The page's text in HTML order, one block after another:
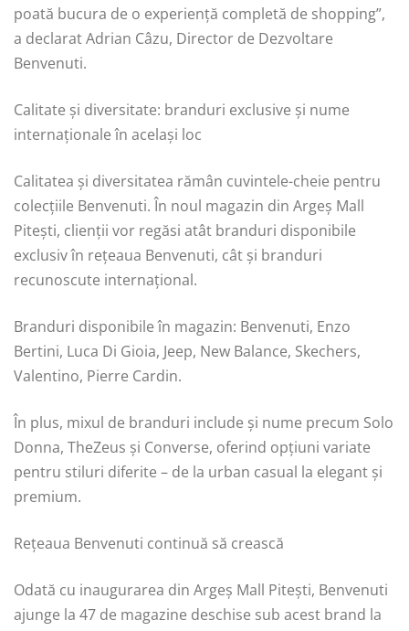
poată bucura de o experiență completă de shopping”,
a declarat Adrian Câzu, Director de Dezvoltare
Benvenuti.
Calitate și diversitate: branduri exclusive și nume
internaționale în același loc
Calitatea și diversitatea rămân cuvintele-cheie pentru
colecțiile Benvenuti. În noul magazin din Argeș Mall
Pitești, clienții vor regăsi atât branduri disponibile
exclusiv în rețeaua Benvenuti, cât și branduri
recunoscute internațional.
Branduri disponibile în magazin: Benvenuti, Enzo
Bertini, Luca Di Gioia, Jeep, New Balance, Skechers,
Valentino, Pierre Cardin.
În plus, mixul de branduri include și nume precum Solo
Donna, TheZeus și Converse, oferind opțiuni variate
pentru stiluri diferite – de la urban casual la elegant și
premium.
Rețeaua Benvenuti continuă să crească
Odată cu inaugurarea din Argeș Mall Pitești, Benvenuti
ajunge la 47 de magazine deschise sub acest brand la